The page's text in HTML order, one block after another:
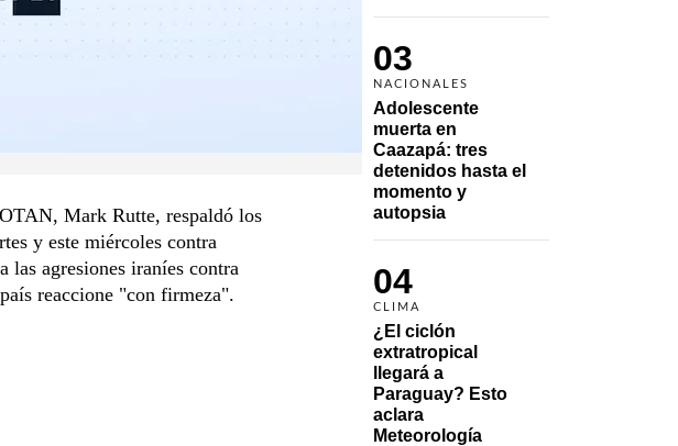
03
NACIONALES
Adolescente
muerta en
Caazapá: tres
detenidos hasta el
momento y
autopsia
04
CLIMA
¿El ciclón
extratropical
llegará a
Paraguay? Esto
aclara
Meteorología
Mark Rutte, respaldó los
y este miércoles contra
las agresiones iraníes contra
reaccione "con firmeza".